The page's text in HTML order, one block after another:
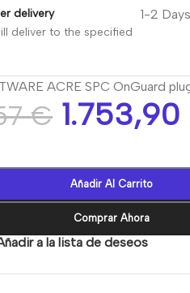
delivery
deliver to the specified
1-2 Days
ACRE SPC OnGuard
€ 1.753,90
Añadir Al Carrito
Comprar Ahora
a la lista de deseos